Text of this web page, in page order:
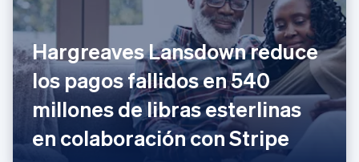
Hargreaves Lansdown reduce
los pagos fallidos en 540
millones de libras esterlinas
en colaboración con Stripe
Dinamarca
English
Emiratos Árabes Unidos
English
Eslovaquia
Eslovenia